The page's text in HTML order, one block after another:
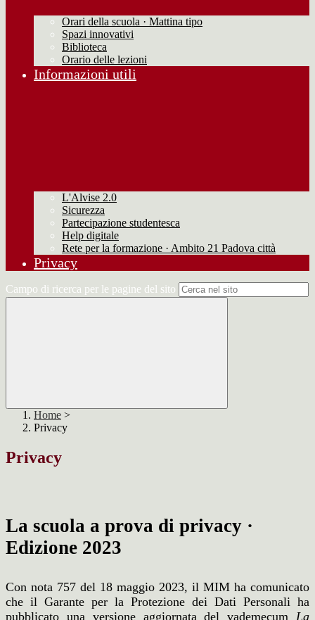
Orari della scuola · Mattina tipo
Spazi innovativi
Biblioteca
Orario delle lezioni
Informazioni utili
L'Alvise 2.0
Sicurezza
Partecipazione studentesca
Help digitale
Rete per la formazione · Ambito 21 Padova città
Privacy
Campo di ricerca per le pagine del sito
Home >
Privacy
Privacy
La scuola a prova di privacy ·
Edizione 2023
Con nota 757 del 18 maggio 2023, il MIM ha comunicato
che il Garante per la Protezione dei Dati Personali ha
pubblicato una versione aggiornata del vademecum La